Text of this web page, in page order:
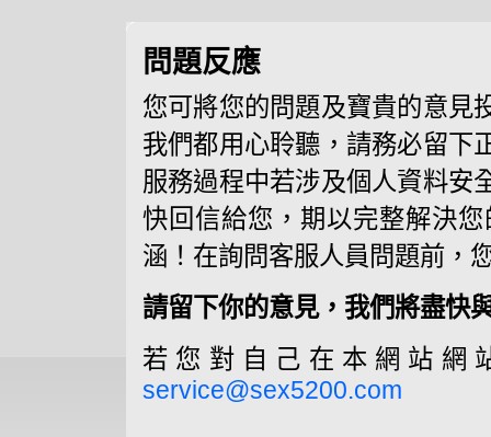
問題反應
您可將您的問題及寶貴的意見
我們都用心聆聽，請務必留下
服務過程中若涉及個人資料安
快回信給您，期以完整解決
涵！在詢問客服人員問題前，
請留下你的意見，我們將盡快
若您對自己在本網站網
service@sex5200.com